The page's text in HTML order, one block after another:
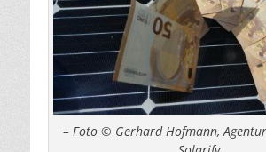
– Foto © Gerhard Hofmann,